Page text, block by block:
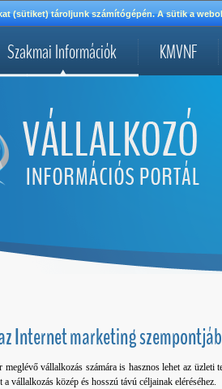
(sütiket) tároljunk számítógépén. A sütik a
Szakmai Információk KMVNF
Internet marketing
vállalkozás számára is hasznos lehet az üzleti
a vállalkozás közép és hosszú távú céljainak eléréséhez.